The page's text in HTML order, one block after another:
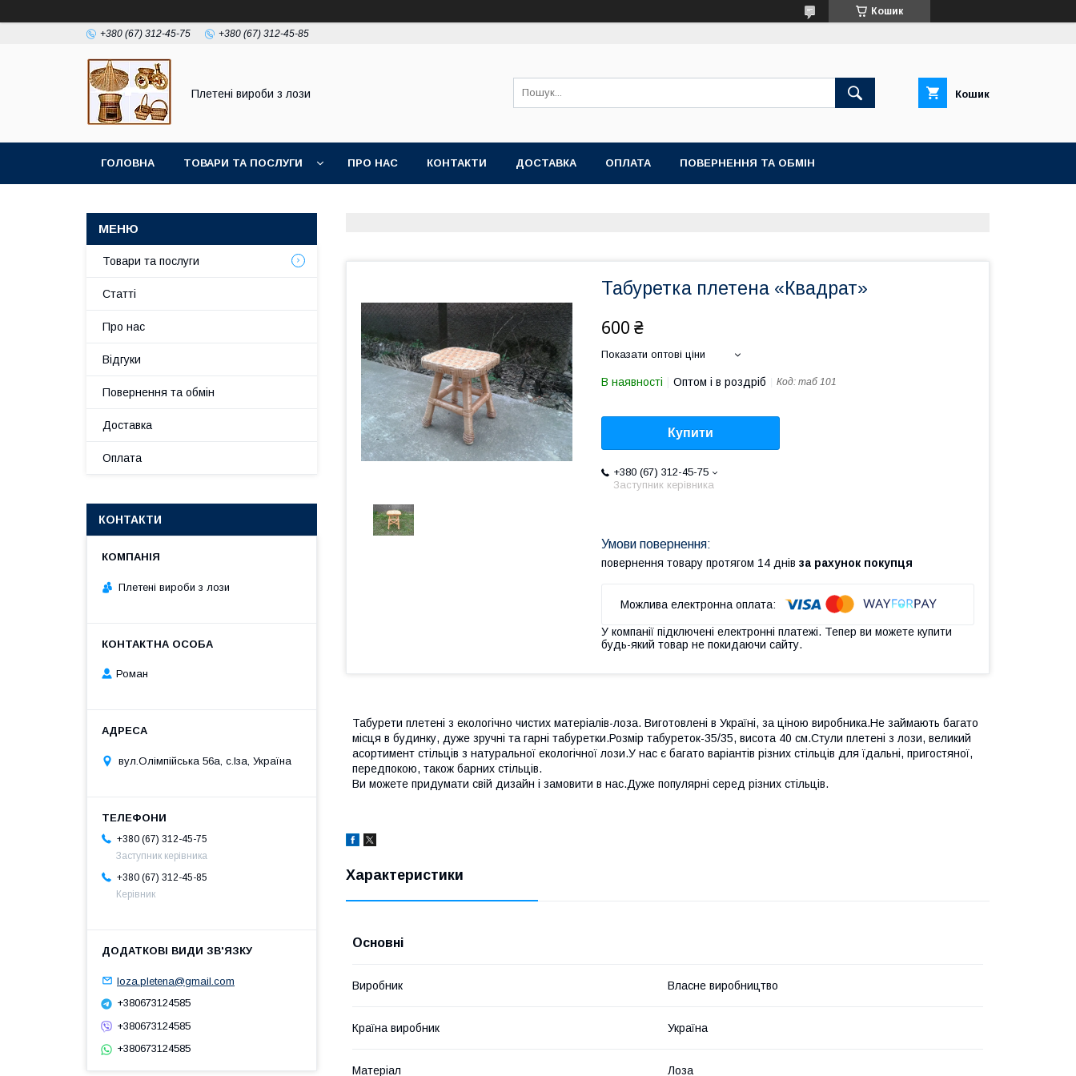
Кошик
+380 (67) 312-45-75 +380 (67) 312-45-85
Плетені вироби з лози Кошик
ГОЛОВНА ТОВАРИ ТА ПОСЛУГИ ПРО НАС КОНТАКТИ ДОСТАВКА ОПЛАТА ПОВЕРНЕННЯ ТА ОБМІН
Табуретка плетена «Квадрат»
600 ₴
Показати оптові ціни
В наявності Оптом і в роздріб Код: таб 101
Купити
+380 (67) 312-45-75
Заступник керівника
повернення товару протягом 14 днів за рахунок покупця
У компанії підключені електронні платежі. Тепер ви можете купити
будь-який товар не покидаючи сайту.
Табурети плетені з екологічно чистих матеріалів-лоза. Виготовлені в Україні, за ціною виробника.Не займають багато
місця в будинку, дуже зручні та гарні табуретки.Розмір табуреток-35/35, висота 40 см.Стули плетені з лози, великий
асортимент стільців з натуральної екологічної лози.У нас є багато варіантів різних стільців для їдальні, пригостяної,
передпокою, також барних стільців.
Ви можете придумати свій дизайн і замовити в нас.Дуже популярні серед різних стільців.
Характеристики
Основні
Виробник Власне виробництво
Країна виробник Україна
Матеріал Лоза
Товари та послуги
Статті
Про нас
Відгуки
Повернення та обмін
Доставка
Оплата
КОНТАКТИ
Плетені вироби з лози
Роман
вул.Олімпійська 56а, с.Іза, Україна
+380 (67) 312-45-75
Заступник керівника
+380 (67) 312-45-85
Керівник
loza.pletena@gmail.com
+380673124585
+380673124585
+380673124585